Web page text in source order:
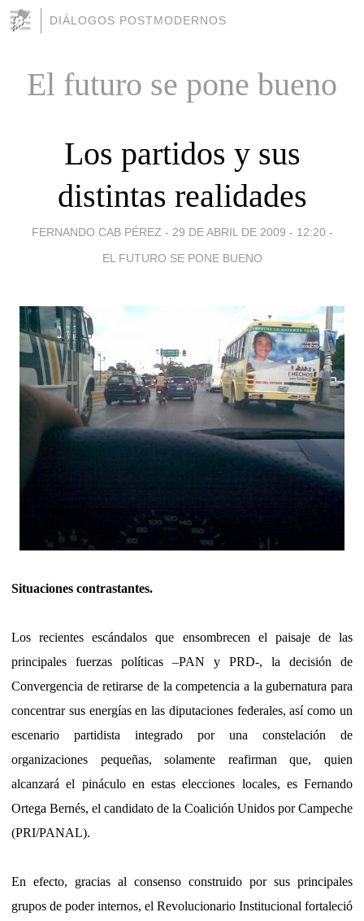
DIÁLOGOS POSTMODERNOS
El futuro se pone bueno
Los partidos y sus
distintas realidades
FERNANDO CAB PÉREZ - 29 DE ABRIL DE 2009 - 12:20 -
EL FUTURO SE PONE BUENO
Situaciones contrastantes.
Los recientes escándalos que ensombrecen el paisaje de las
principales fuerzas políticas –PAN y PRD-, la decisión de
Convergencia de retirarse de la competencia a la gubernatura para
concentrar sus energías en las diputaciones federales, así como un
escenario partidista integrado por una constelación de
organizaciones pequeñas, solamente reafirman que, quien
alcanzará el pináculo en estas elecciones locales, es Fernando
Ortega Bernés, el candidato de la Coalición Unidos por Campeche
(PRI/PANAL).
En efecto, gracias al consenso construido por sus principales
grupos de poder internos, el Revolucionario Institucional fortaleció